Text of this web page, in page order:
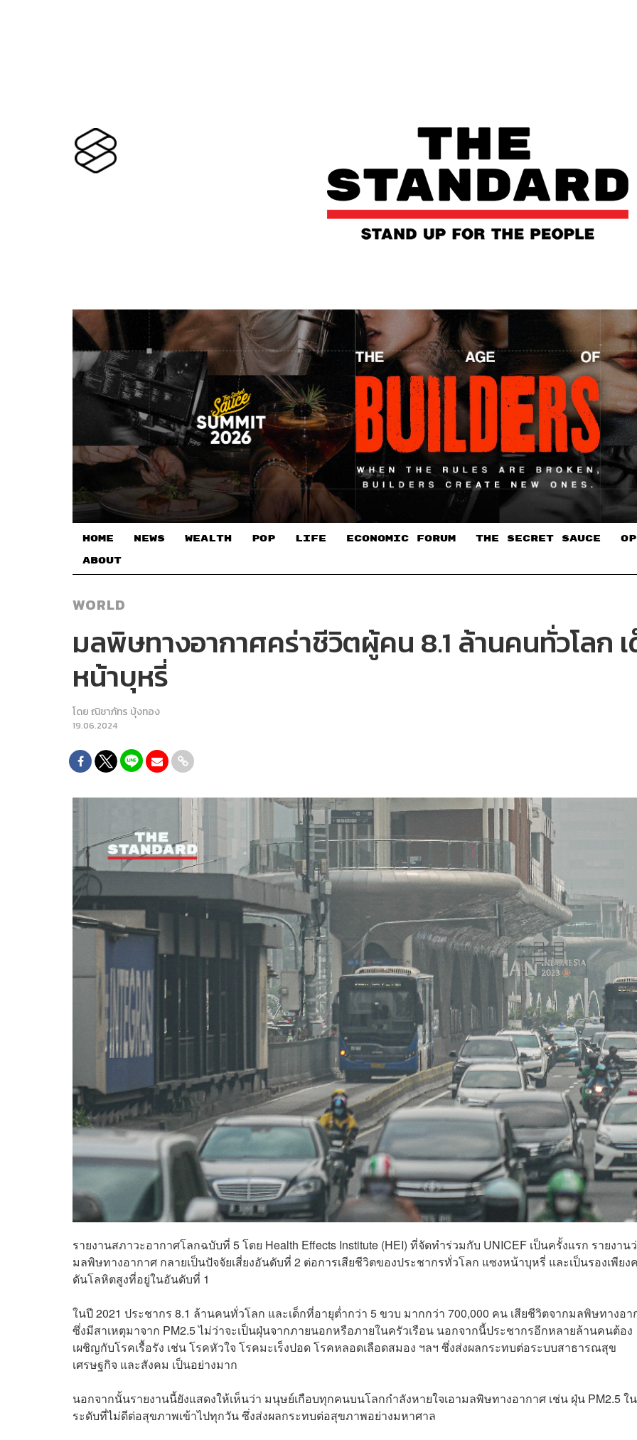
HOME NEWS WEALTH POP LIFE ECONOMIC FORUM THE SECRET SAUCE​
ABOUT
WORLD
มลพิษทางอากาศคร่าชีวิตผู้คน 8.1 ล้านคนทั่วโลก
หน้าบุหรี่
โดยณิชาภัทร บุ้งทอง
19.06.2024
รายงานสภาวะอากาศโลกฉบับที่ 5 โดย Health Effects Institute (HEI) ที่จัดทำร่วมกับ UNICEF เป็นครั้งแรก รายงาน
มลพิษทางอากาศ กลายเป็นปัจจัยเสี่ยงอันดับที่ 2 ต่อการเสียชีวิตของประชากรทั่วโลก แซงหน้าบุหรี่ และเป็นรองเพียง
ดันโลหิตสูงที่อยู่ในอันดับที่ 1
ในปี 2021 ประชากร 8.1 ล้านคนทั่วโลก และเด็กที่อายุต่ำกว่า 5 ขวบ มากกว่า 700,000 คน เสียชีวิตจากมลพิษทางอา
ซึ่งมีสาเหตุมาจาก PM2.5 ไม่ว่าจะเป็นฝุ่นจากภายนอกหรือภายในครัวเรือน นอกจากนี้ประชากรอีกหลายล้านคนต้อง
เผชิญกับโรคเรื้อรัง เช่น โรคหัวใจ โรคมะเร็งปอด โรคหลอดเลือดสมอง ฯลฯ ซึ่งส่งผลกระทบต่อระบบสาธารณสุข
เศรษฐกิจ และสังคม เป็นอย่างมาก
นอกจากนั้นรายงานนี้ยังแสดงให้เห็นว่า มนุษย์เกือบทุกคนบนโลกกำลังหายใจเอามลพิษทางอากาศ เช่น ฝุ่น PM2.5 ใน
ระดับที่ไม่ดีต่อสุขภาพเข้าไปทุกวัน ซึ่งส่งผลกระทบต่อสุขภาพอย่างมหาศาล